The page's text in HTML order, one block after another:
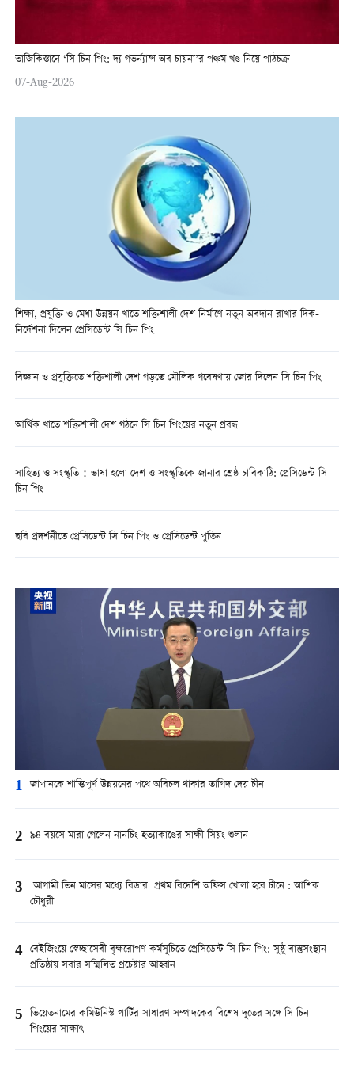
তাজিকিস্তানে ‘সি চিন পিং: দ্য গভর্ন্যান্স অব চায়না’র পঞ্চম খণ্ড নিয়ে পাঠচক্র
07-Aug-2026
শিক্ষা, প্রযুক্তি ও মেধা উন্নয়ন খাতে শক্তিশালী দেশ নির্মাণে নতুন অবদান রাখার দিক-
নির্দেশনা দিলেন প্রেসিডেন্ট সি চিন পিং
বিজ্ঞান ও প্রযুক্তিতে শক্তিশালী দেশ গড়তে মৌলিক গবেষণায় জোর দিলেন সি চিন পিং
আর্থিক খাতে শক্তিশালী দেশ গঠনে সি চিন পিংয়ের নতুন প্রবন্ধ
সাহিত্য ও সংস্কৃতি：ভাষা হলো দেশ ও সংস্কৃতিকে জানার শ্রেষ্ঠ চাবিকাঠি: প্রেসিডেন্ট সি
চিন পিং
ছবি প্রদর্শনীতে প্রেসিডেন্ট সি চিন পিং ও প্রেসিডেন্ট পুতিন
1 জাপানকে শান্তিপূর্ণ উন্নয়নের পথে অবিচল থাকার তাগিদ দেয় চীন
2 ৯৪ বয়সে মারা গেলেন নানচিং হত্যাকাণ্ডের সাক্ষী সিয়ং শুলান
3
আগামী তিন মাসের মধ্যে বিডার প্রথম বিদেশি অফিস খোলা হবে চীনে : আশিক
চৌধুরী
4 বেইজিংয়ে স্বেচ্ছাসেবী বৃক্ষরোপণ কর্মসূচিতে প্রেসিডেন্ট সি চিন পিং: সুষ্ঠু বাস্তুসংস্থান
প্রতিষ্ঠায় সবার সম্মিলিত প্রচেষ্টার আহ্বান
5 ভিয়েতনামের কমিউনিস্ট পার্টির সাধারণ সম্পাদকের বিশেষ দূতের সঙ্গে সি চিন
পিংয়ের সাক্ষাৎ